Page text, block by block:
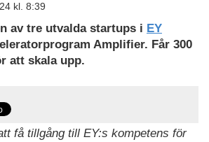
kl. 8:39
av tre utvalda startups i EY
Amplifier. Får 300
att skala upp.
få tillgång till EY:s kompetens för